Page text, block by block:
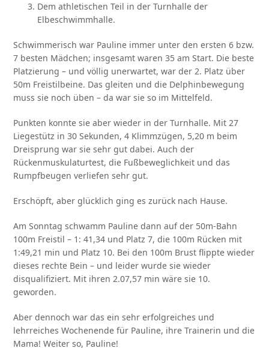
Dem athletischen Teil in der Turnhalle der
Elbeschwimmhalle.
Schwimmerisch war Pauline immer unter den ersten 6 bzw.
7 besten Mädchen; insgesamt waren 35 am Start. Die beste
Platzierung – und völlig unerwartet, war der 2. Platz über
50m Freistilbeine. Das gleiten und die Delphinbewegung
muss sie noch üben – da war sie so im Mittelfeld.
Punkten konnte sie aber wieder in der Turnhalle. Mit 27
Liegestütz in 30 Sekunden, 4 Klimmzügen, 5,20 m beim
Dreisprung war sie sehr gut dabei. Auch der
Rückenmuskulaturtest, die Fußbeweglichkeit und das
Rumpfbeugen verliefen sehr gut.
Erschöpft, aber glücklich ging es zurück nach Hause.
Am Sonntag schwamm Pauline dann auf der 50m-Bahn
100m Freistil – 1: 41,34 und Platz 7, die 100m Rücken mit
1:49,21 min und Platz 10. Bei den 100m Brust flippte wieder
dieses rechte Bein – und leider wurde sie wieder
disqualifiziert. Mit ihren 2.07,57 min wäre sie 10.
geworden.
Aber dennoch war das ein sehr erfolgreiches und
lehrreiches Wochenende für Pauline, ihre Trainerin und die
Mama! Weiter so, Pauline!